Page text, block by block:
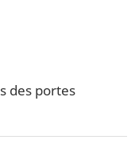
des portes